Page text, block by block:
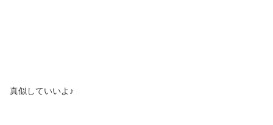
真似していいよ♪